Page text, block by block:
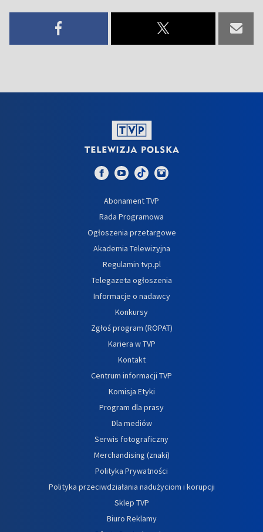
Abonament TVP
Rada Programowa
Ogłoszenia przetargowe
Akademia Telewizyjna
Regulamin tvp.pl
Telegazeta ogłoszenia
Informacje o nadawcy
Konkursy
Zgłoś program (ROPAT)
Kariera w TVP
Kontakt
Centrum informacji TVP
Komisja Etyki
Program dla prasy
Dla mediów
Serwis fotograficzny
Merchandising (znaki)
Polityka Prywatności
Polityka przeciwdziałania nadużyciom i korupcji
Sklep TVP
Biuro Reklamy